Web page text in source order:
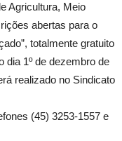
Agricultura, Meio
abertas para o
totalmente gratuito
dia 1º de dezembro de
realizado no Sindicato
(45) 3253-1557 e